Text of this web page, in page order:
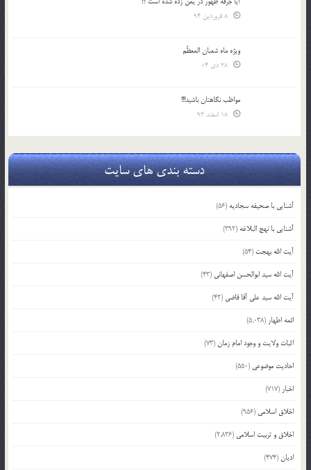
ویژه ماه شعبان المعظّم
مواظب نگاهتان باشید!!!
دسته بندی های سایت
آشنایی با صحیفه سجادیه (56)
آشنایی با نهج البلاغه (392)
آیت الله بهجت (54)
آیت الله سید ابوالحسن اصفهانی (43)
آیت الله سید علی آقا قاضی (42)
ائمه اطهار (5,038)
اثبات ولایت و وجود امام زمان(73)
احادیث موضوعی (550)
اخبار (717)
اخلاق اسلامی (956)
اخلاق و تربیت اسلامی (2,836)
ادیان(474)